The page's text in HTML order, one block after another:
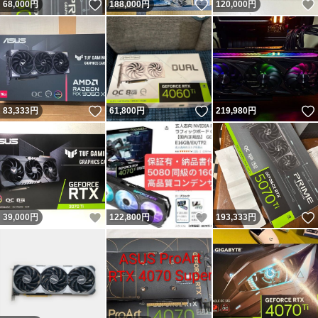
68,000円 いいね！
188,000円 いいね！
120,000 円
83,333円 いいね！
61,800円 いいね！
219,980円
39,000 円 いいね！
122,800円 いいね！
193,333円